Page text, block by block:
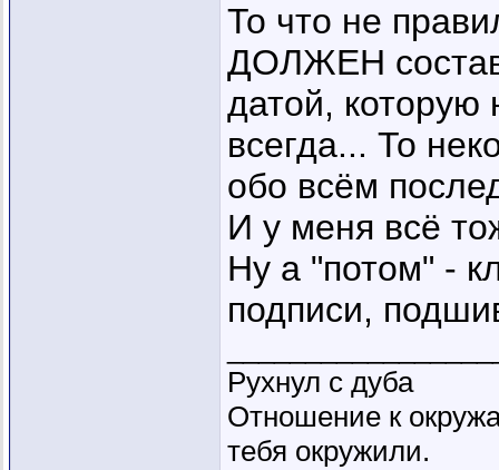
То что не
ДОЛЖЕН
датой, которую
всегда... То
обо всём
И у меня всё
Ну а "потом" -
подписи,
Рухнул с дуба
Отношение к
тебя окружили.